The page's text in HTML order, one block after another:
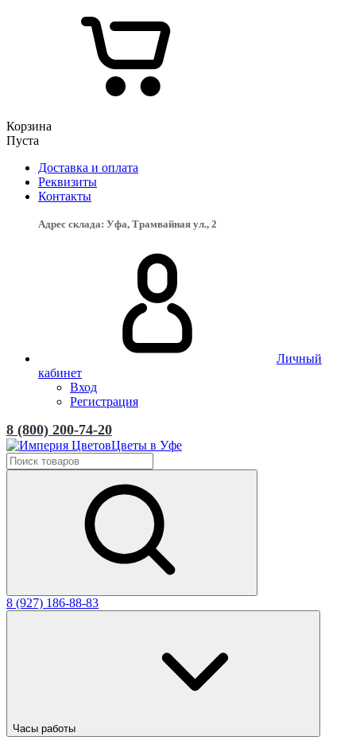
Корзина
Пуста
Доставка и оплата
Реквизиты
Контакты
Адрес склада: Уфа, Трамвайная ул., 2
Личный
кабинет
Вход
Регистрация
8 (800) 200-74-20
Цветы в Уфе
8 (927) 186-88-83
Часы работы